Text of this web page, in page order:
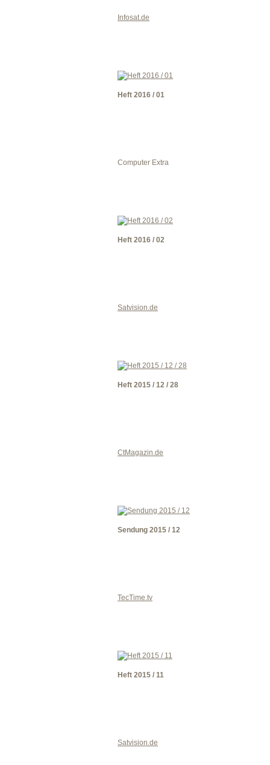
Infosat.de
Heft 2016 / 01
Computer Extra
Heft 2016 / 02
Satvision.de
Heft 2015 / 12 / 28
CtMagazin.de
Sendung 2015 / 12
TecTime.tv
Heft 2015 / 11
Satvision.de